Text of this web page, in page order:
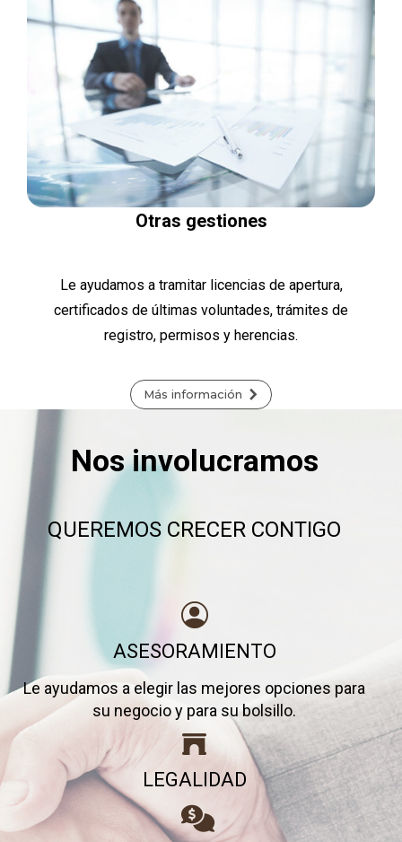
Otras gestiones
Le ayudamos a tramitar licencias de apertura,
certificados de últimas voluntades, trámites de
registro, permisos y herencias.
Más información
Nos involucramos
QUEREMOS CRECER CONTIGO
ASESORAMIENTO
Le ayudamos a elegir las mejores opciones para
su negocio y para su bolsillo.
LEGALIDAD